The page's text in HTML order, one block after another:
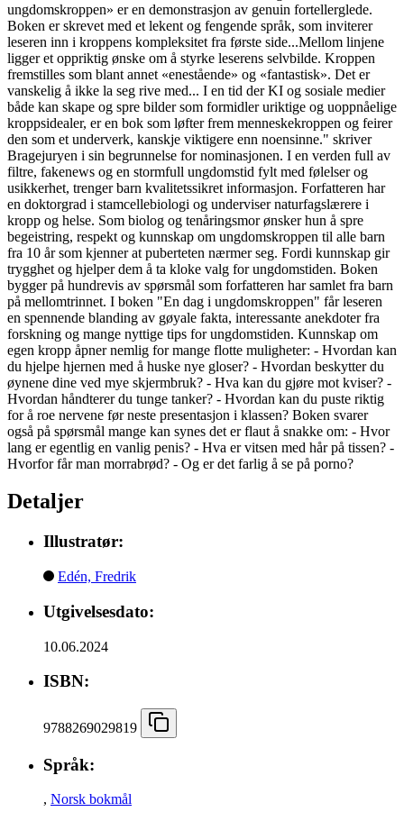
ungdomskroppen» er en demonstrasjon av genuin fortellerglede.
Boken er skrevet med et lekent og fengende språk, som inviterer
leseren inn i kroppens kompleksitet fra første side...Mellom linjene
ligger et oppriktig ønske om å styrke leserens selvbilde. Kroppen
fremstilles som blant annet «enestående» og «fantastisk». Det er
vanskelig å ikke la seg rive med... I en tid der KI og sosiale medier
både kan skape og spre bilder som formidler uriktige og uoppnåelige
kroppsidealer, er en bok som løfter frem menneskekroppen og feirer
den som et underverk, kanskje viktigere enn noensinne." skriver
Bragejuryen i sin begrunnelse for nominasjonen. I en verden full av
filtre, fakenews og en stormfull ungdomstid fylt med følelser og
usikkerhet, trenger barn kvalitetssikret informasjon. Forfatteren har
en doktorgrad i stamcellebiologi og underviser naturfagslærere i
kropp og helse. Som biolog og tenåringsmor ønsker hun å spre
begeistring, respekt og kunnskap om ungdomskroppen til alle barn
fra 10 år som kjenner at puberteten nærmer seg. Fordi kunnskap gir
trygghet og hjelper dem å ta kloke valg for ungdomstiden. Boken
bygger på hundrevis av spørsmål som forfatteren har samlet fra barn
på mellomtrinnet. I boken "En dag i ungdomskroppen" får leseren
en spennende blanding av gøyale fakta, interessante anekdoter fra
forskning og mange nyttige tips for ungdomstiden. Kunnskap om
egen kropp åpner nemlig for mange flotte muligheter: - Hvordan kan
du hjelpe hjernen med å huske nye gloser? - Hvordan beskytter du
øynene dine ved mye skjermbruk? - Hva kan du gjøre mot kviser? -
Hvordan håndterer du tunge tanker? - Hvordan kan du puste riktig
for å roe nervene før neste presentasjon i klassen? Boken svarer
også på spørsmål mange kan synes det er flaut å snakke om: - Hvor
lang er egentlig en vanlig penis? - Hva er vitsen med hår på tissen? -
Hvorfor får man morrabrød? - Og er det farlig å se på porno?
Detaljer
Illustratør:
Edén, Fredrik
Utgivelsesdato:
10.06.2024
ISBN:
9788269029819
Språk:
, Norsk bokmål